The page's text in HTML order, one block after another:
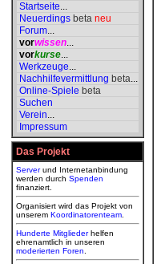
Startseite...
Neuerdings beta neu
Forum...
vorwissen...
vorkurse...
Werkzeuge...
Nachhilfevermittlung beta...
Online-Spiele beta
Suchen
Verein...
Impressum
Das Projekt
Serverund Internetanbindung
werden durch Spenden
finanziert.
Organisiert wird das Projekt von
unserem Koordinatorenteam
Hunderte Mitgliederhelfen
ehrenamtlich in unseren
moderierten Foren